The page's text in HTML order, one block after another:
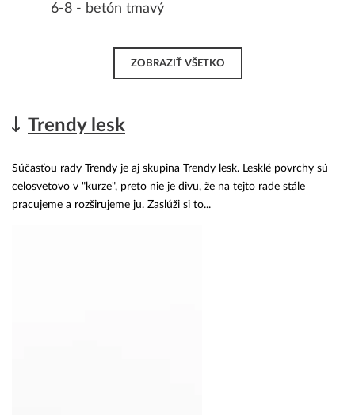
6-8 - betón tmavý
ZOBRAZIŤ VŠETKO
Trendy lesk
Súčasťou rady Trendy je aj skupina Trendy lesk. Lesklé povrchy sú
celosvetovo v "kurze", preto nie je divu, že na tejto rade stále
pracujeme a rozširujeme ju. Zaslúži si to...